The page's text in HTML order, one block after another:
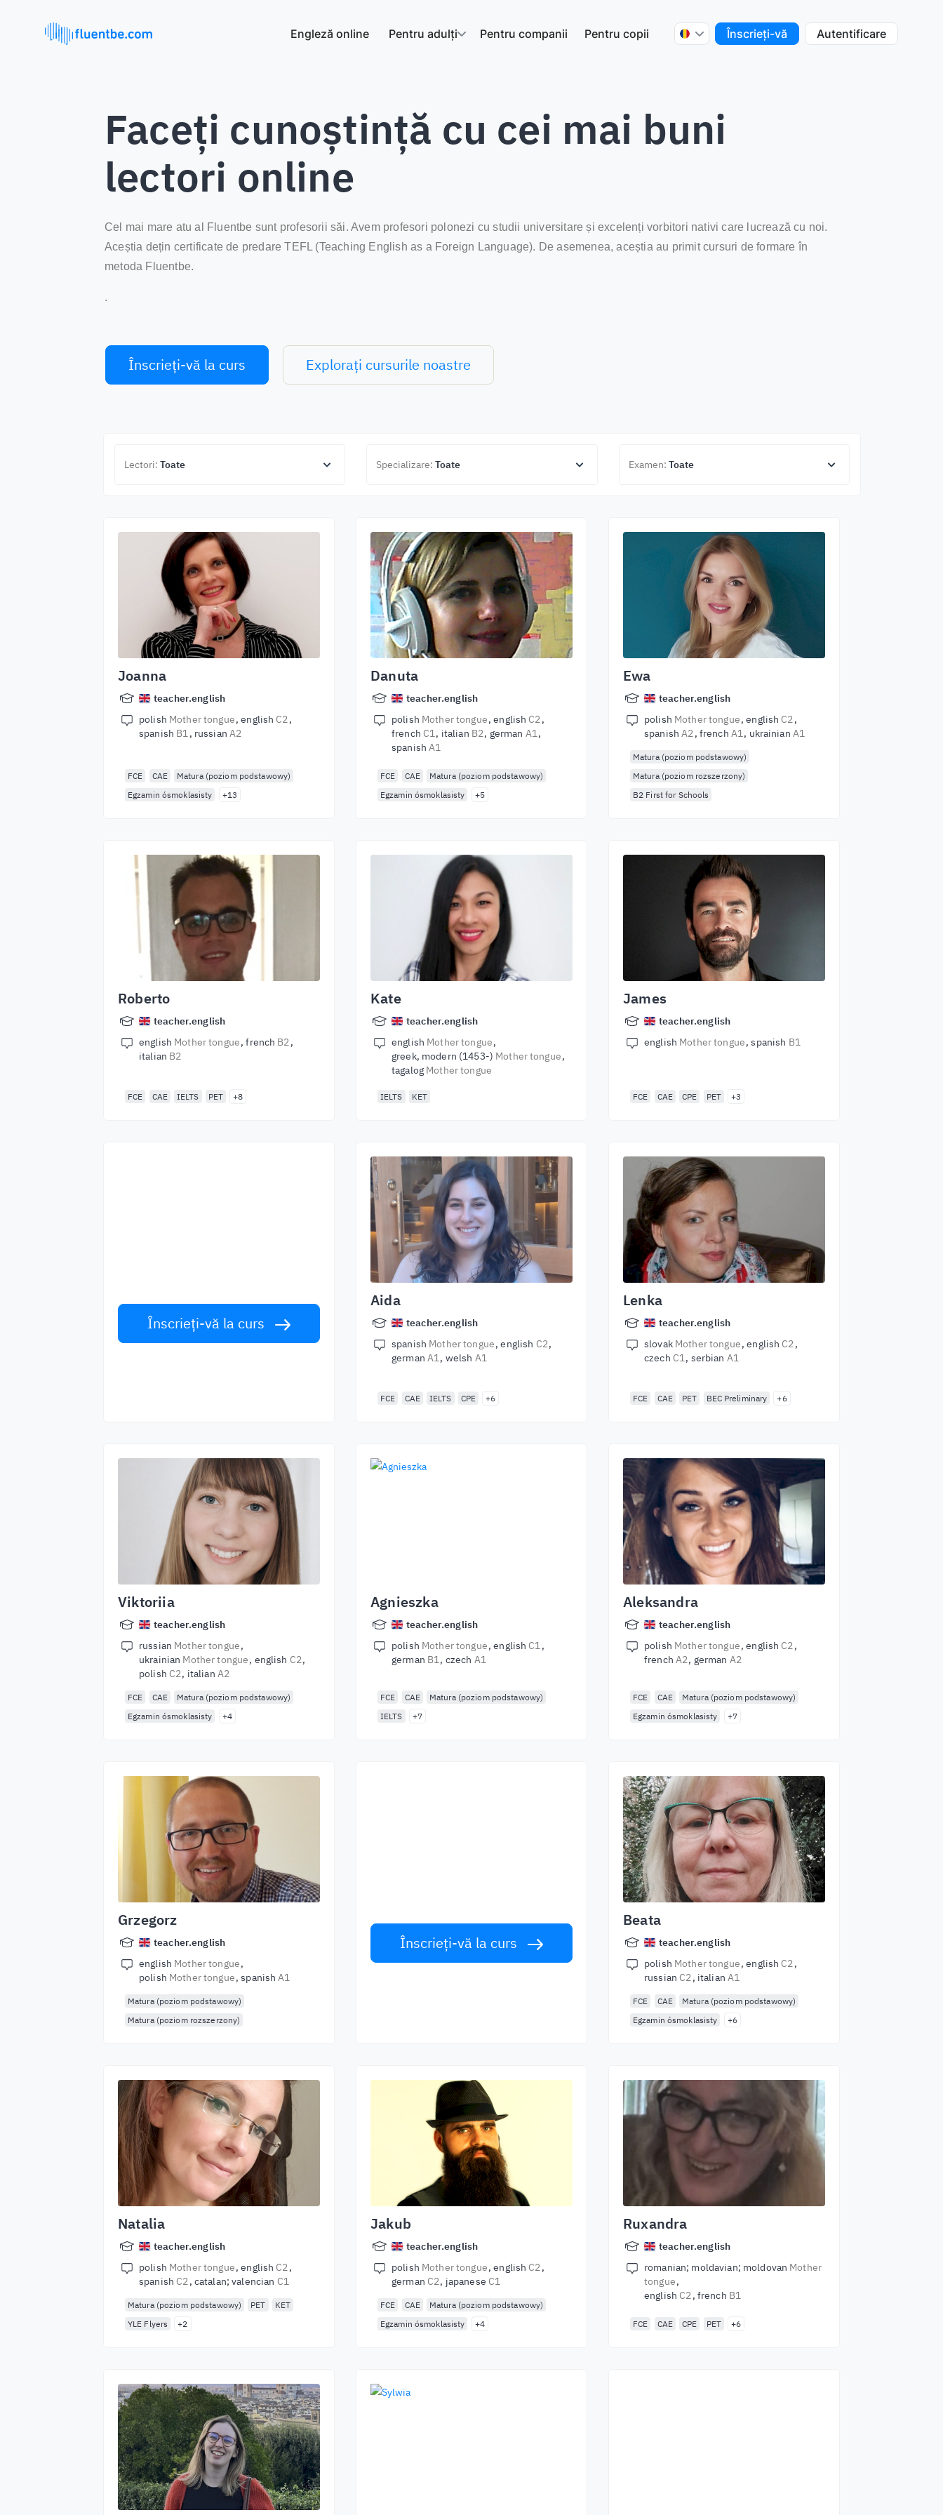
Engleză online Pentru adulți Pentru companii Pentru copii Înscrieți-vă Autentificare
Faceți cunoștință cu cei mai buni
lectori online
Cel mai mare atu al Fluentbe sunt profesorii săi. Avem profesori polonezi cu studii universitare și excelenți vorbitori nativi care lucrează cu noi.
Aceștia dețin certificate de predare TEFL (Teaching English as a Foreign Language). De asemenea, aceștia au primit cursuri de formare în
metoda Fluentbe.
.
Înscrieți-vă la curs Explorați cursurile noastre
Lectori: Toate Specializare:Toate Examen: Toate
Joanna
teacher.english
polish Mother tongue english C2
spanish B1 russian A2
FCE CAE
Matura (poziom podstawowy)
Egzamin ósmoklasisty
+13
Danuta
teacher.english
polish Mother tongue english C2
french C1 italian B2 german A1
spanishA1
FCE CAE
Matura (poziom podstawowy)
Egzamin ósmoklasisty
+5
Ewa
teacher.english
polish Mother tongue english C2
spanishA2 french A1 ukrainian A1
Matura (poziom podstawowy)
Matura (poziom rozszerzony)
B2 First for Schools
Roberto
teacher.english
english Mother tongue french B2
italian B2
FCE CAE IELTS PET +8
Kate
teacher.english
english Mother tongue
greek, modern (1453-) Mother tongue
tagalog Mother tongue
IELTS KET
James
teacher.english
english Mother tongue spanish B1
FCE CAE CPE PET +3
Înscrieți-vă la curs
Aida
teacher.english
spanish Mother tongue english C2
german A1 welsh A1
FCE CAE IELTS CPE +6
Lenka
teacher.english
slovak Mother tongue english C2
czech C1 serbian A1
FCE CAE PET BEC Preliminary +6
Viktoriia
teacher.english
russian Mother tongue
ukrainian Mother tongue english C2
polish C2 italian A2
FCE CAE
Matura (poziom podstawowy)
Egzamin ósmoklasisty
+4
Agnieszka
teacher.english
polish Mother tongue english C1
german B1 czech A1
FCE CAE
Matura (poziom podstawowy)
IELTS
+7
Aleksandra
teacher.english
polish Mother tongue english C2
french A2 german A2
FCE CAE
Matura (poziom podstawowy)
Egzamin ósmoklasisty
+7
Grzegorz
teacher.english
english Mother tongue
polish Mother tongue spanishA1
Matura (poziom podstawowy)
Matura (poziom rozszerzony)
Înscrieți-vă la curs
Beata
teacher.english
polish Mother tongue english C2
russian C2 italian A1
FCE CAE
Matura (poziom podstawowy)
Egzamin ósmoklasisty
+6
Natalia
teacher.english
polish Mother tongue english C2
spanish C2 catalan; valencian C1
Matura (poziom podstawowy) PET
KET
YLE Flyers
+2
Jakub
teacher.english
polish Mother tongue english C2
german C2 japanese C1
FCE CAE
Matura (poziom podstawowy)
Egzamin ósmoklasisty
+4
Ruxandra
teacher.english
romanian; moldavian; moldovan Mother
tongue
english C2 french B1
FCE CAE CPE PET +6